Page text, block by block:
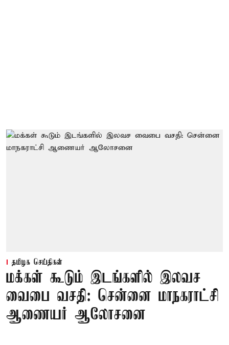
தமிழக செய்திகள்
மக்கள் கூடும் இடங்களில் இலவச
வைபை வசதி: சென்னை மாநகராட்சி
ஆணையர் ஆலோசனை